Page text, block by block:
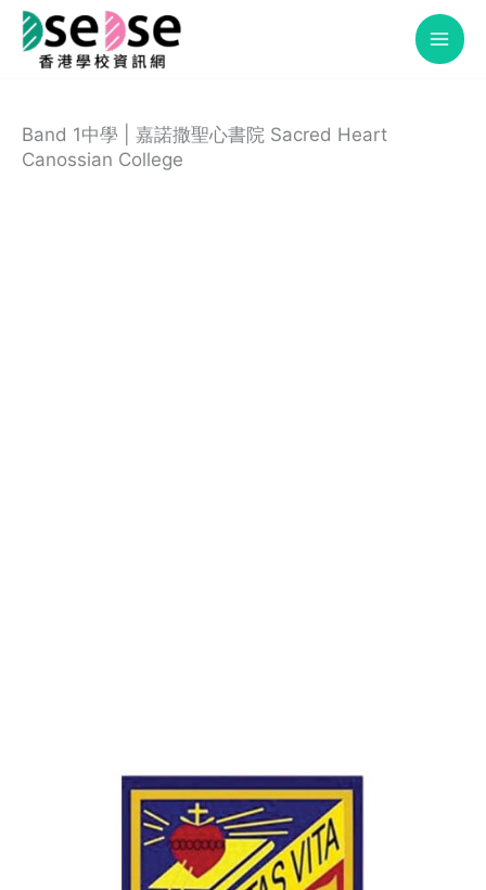
Skip
Band 1中學 | 嘉諾撒聖心書院 Sacred Heart
Canossian College